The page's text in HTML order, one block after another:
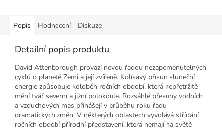
Popis Hodnocení Diskuze
Detailní popis produktu
David Attenborough provází novou řadou nezapomenutelných
cyklů o planetě Zemi a její zvířeně. Kolísavý přísun sluneční
energie způsobuje koloběh ročních období, která nepřetržitě
mění tvář severní a jižní polokoule. Rozsáhlé přesuny vodních
a vzduchových mas přinášejí v průběhu roku řadu
dramatických změn. V některých oblastech vyvolává střídání
ročních období přírodní představení, která nemají na světě